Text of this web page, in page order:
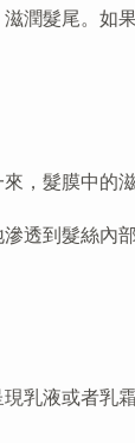
髮尾。如
，髮膜中的
透到髮絲
乳液或者